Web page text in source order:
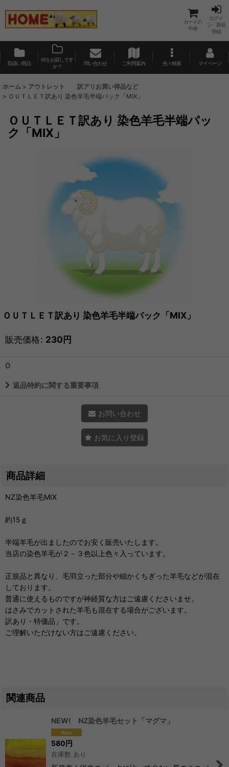
カートの
中身
ログイ
ン 新規
登録
取扱い商品
何をお探しです
か？
問い合わせ ご利用案内 色々検索 マイページ
ホーム > アウトレット 訳アリお買い得品など
> ＯＵＴＬＥＴ訳あり 染色羊毛半端パック「MIX」
ＯＵＴＬＥＴ訳あり 染色羊毛半端パッ
ク「MIX」
ＯＵＴＬＥＴ訳あり 染色羊毛半端パック「MIX」
販売価格: 230円
0
返品特約に関する重要事項
お問い合わせ
お気に入り登録
商品詳細
NZ染色羊毛MIX
約15ｇ
半端羊毛が出ましたのでお安く販売いたします。
当店の染色羊毛が２－３色以上色々入っています。
正規品と異なり、毛羽立った部分や細かくちぎった羊毛などが混在
しております。
普通に使えるものですが神経質な方はご遠慮くださいませ。
はさみでカットされた羊毛も混在する場合がございます。
訳あり・特価品」です。
ご理解いただけない方はご遠慮ください。
関連商品
NEW! NZ染色羊毛セット「マグマ」
580円
在庫数 あり